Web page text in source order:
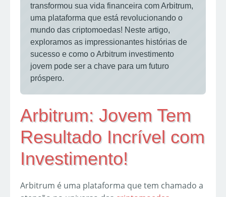
transformou sua vida financeira com Arbitrum,
uma plataforma que está revolucionando o
mundo das criptomoedas! Neste artigo,
exploramos as impressionantes histórias de
sucesso e como o Arbitrum investimento
jovem pode ser a chave para um futuro
próspero.
Arbitrum: Jovem Tem
Resultado Incrível com
Investimento!
Arbitrum é uma plataforma que tem chamado a